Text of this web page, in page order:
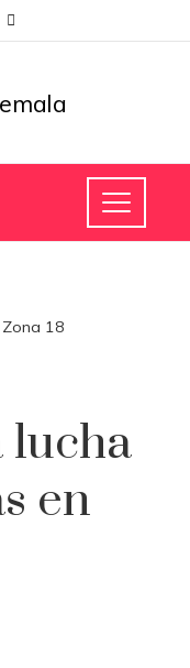
18
lucha
en